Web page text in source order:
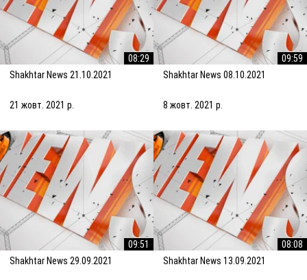
08:29
Shakhtar News 21.10.2021
21 жовт. 2021 р.
09:59
Shakhtar News 08.10.2021
8 жовт. 2021 р.
09:51
Shakhtar News 29.09.2021
08:08
Shakhtar News 13.09.2021